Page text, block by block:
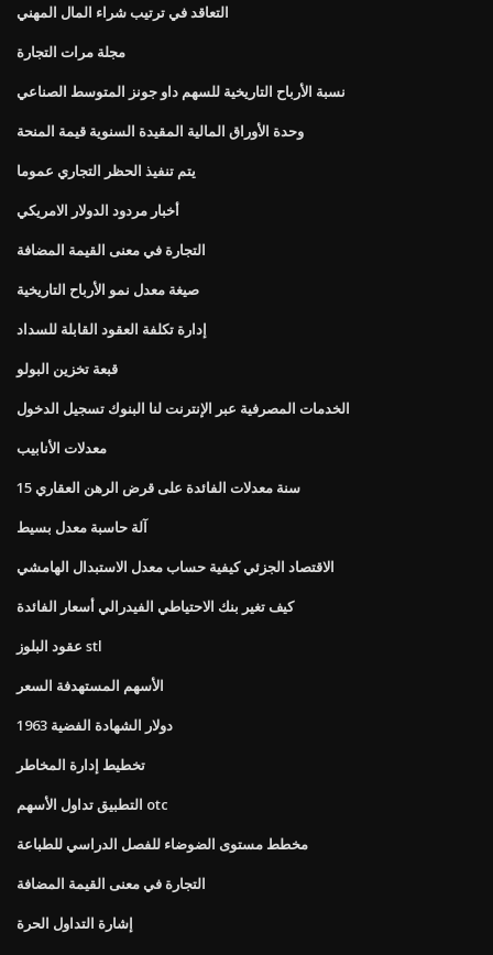
التعاقد في ترتيب شراء المال المهني
مجلة مرات التجارة
نسبة الأرباح التاريخية للسهم داو جونز المتوسط ​​الصناعي
وحدة الأوراق المالية المقيدة السنوية قيمة المنحة
يتم تنفيذ الحظر التجاري عموما
أخبار مردود الدولار الامريكي
التجارة في معنى القيمة المضافة
صيغة معدل نمو الأرباح التاريخية
إدارة تكلفة العقود القابلة للسداد
قبعة تخزين البولو
الخدمات المصرفية عبر الإنترنت لنا البنوك تسجيل الدخول
معدلات الأنابيب
15 سنة معدلات الفائدة على قرض الرهن العقاري
آلة حاسبة معدل بسيط
الاقتصاد الجزئي كيفية حساب معدل الاستبدال الهامشي
كيف تغير بنك الاحتياطي الفيدرالي أسعار الفائدة
عقود البلوز stl
الأسهم المستهدفة السعر
1963 دولار الشهادة الفضية
تخطيط إدارة المخاطر
التطبيق تداول الأسهم otc
مخطط مستوى الضوضاء للفصل الدراسي للطباعة
التجارة في معنى القيمة المضافة
إشارة التداول الحرة